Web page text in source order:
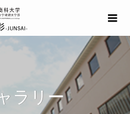
ラリー